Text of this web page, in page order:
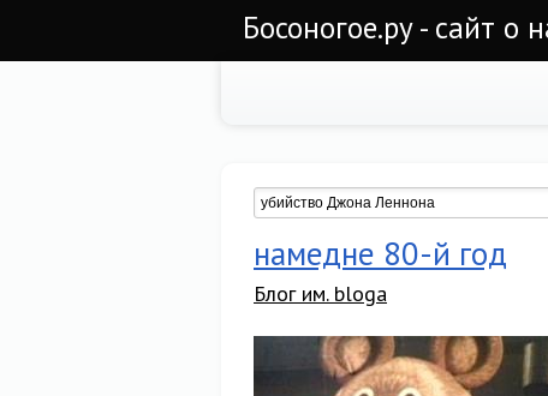
Босоногое.ру - сайт о
намедне 80-й год
Блог им. bloga